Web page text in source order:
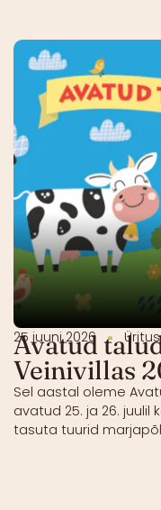
25 juuni 2026
Avatud
Veinivillas
Sel aastal oleme
avatud 25. ja 26. juulil
tasuta tuurid